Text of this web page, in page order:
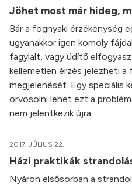
Jöhet most már hideg,
Bár a fognyaki érzékenység
ugyanakkor igen komoly
fagylalt, vagy üdítő
kellemetlen érzés jelezheti a
megjelenését. Egy speciális
orvosolni lehet ezt a
nem jelentkezik újra.
2017. JÚLIUS 22.
Házi praktikák
Nyáron elsősorban a